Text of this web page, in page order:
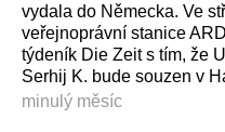
vydala do Německa. Ve
veřejnoprávní stanice
týdeník Die Zeit s tím, že
Serhij K. bude souzen v
minulý měsíc